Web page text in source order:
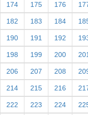
174 175 176
182 183 184
190 191 192
198 199 200 201
206 207 208
214 215 216
222 223 224